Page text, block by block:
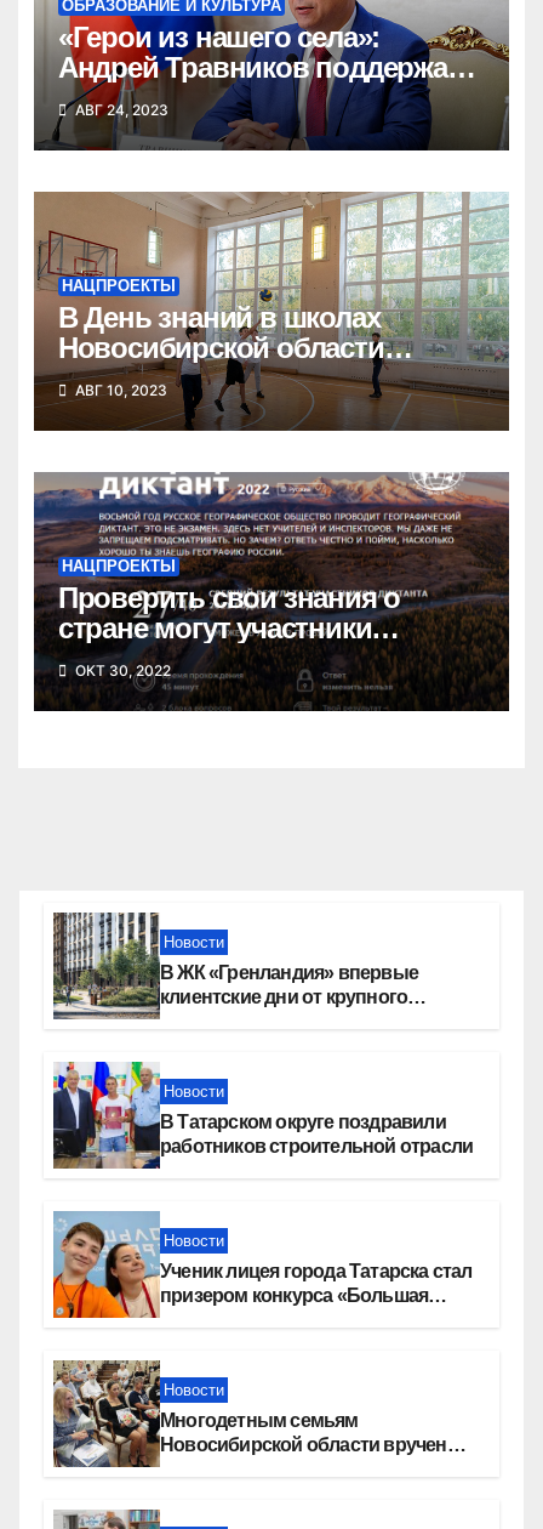
ОБРАЗОВАНИЕ И КУЛЬТУРА
«Герои из нашего села»:
Андрей Травников поддержал
новый воспитательный
патриотический проект
АВГ 24, 2023
НАЦПРОЕКТЫ
В День знаний в школах
Новосибирской области
откроют сразу шесть
спортзалов после капремонта
АВГ 10, 2023
НАЦПРОЕКТЫ
Проверить свои знания о
стране могут участники
Географического диктанта
ОКТ 30, 2022
Новости
В ЖК «Гренландия» впервые
клиентские дни от крупного
Новости
В Татарском округе поздравили
работников строительной отрасли
Новости
Ученик лицея города Татарска стал
призером конкурса «Большая
Новости
Многодетным семьям
Новосибирской области вручены